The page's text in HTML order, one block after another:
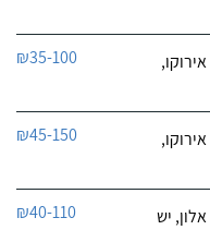
₪35-100
₪45-150
יש
₪40-110